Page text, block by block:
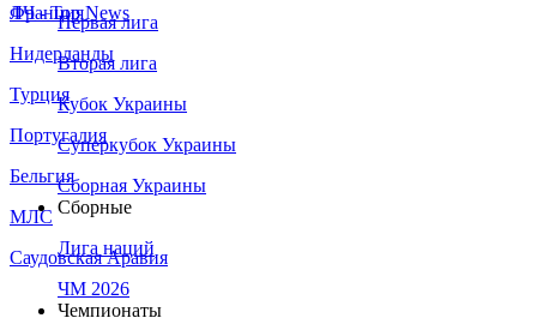
Франция
Нидерланды
Турция
Португалия
Бельгия
МЛС
Саудовская Аравия
ЛЧ - Top News
Первая лига
Вторая лига
Кубок Украины
Суперкубок Украины
Сборная Украины
Сборные
Лига наций
ЧМ 2026
Чемпионаты